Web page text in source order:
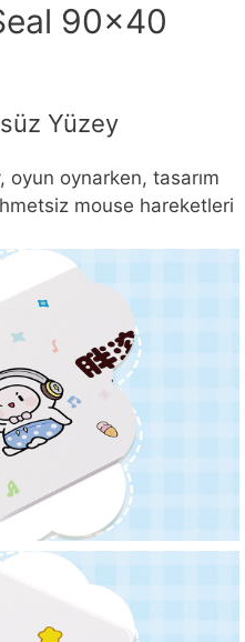
90×40
Yüzey
oynarken, tasarım
mouse hareketleri